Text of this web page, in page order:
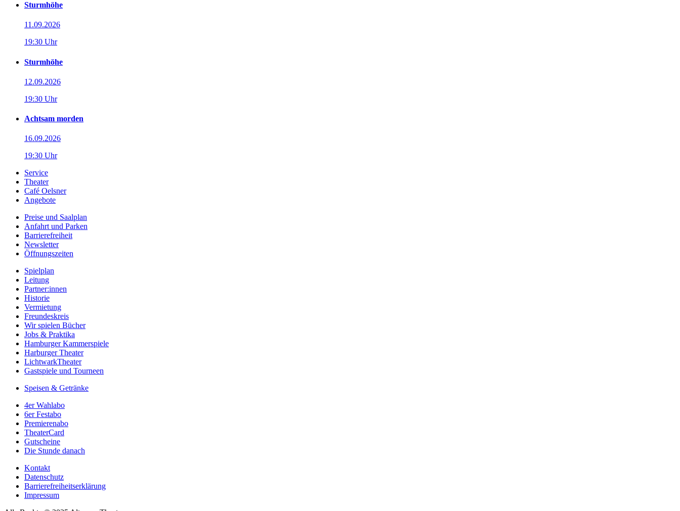
Sturmhöhe
11.09.2026
19:30 Uhr
Sturmhöhe
12.09.2026
19:30 Uhr
Achtsam morden
16.09.2026
19:30 Uhr
Service
Theater
Café Oelsner
Angebote
Preise und Saalplan
Anfahrt und Parken
Barrierefreiheit
Newsletter
Öffnungszeiten
Spielplan
Leitung
Partner:innen
Historie
Vermietung
Freundeskreis
Wir spielen Bücher
Jobs & Praktika
Hamburger Kammerspiele
Harburger Theater
LichtwarkTheater
Gastspiele und Tourneen
Speisen & Getränke
4er Wahlabo
6er Festabo
Premierenabo
TheaterCard
Gutscheine
Die Stunde danach
Kontakt
Datenschutz
Barrierefreiheitserklärung
Impressum